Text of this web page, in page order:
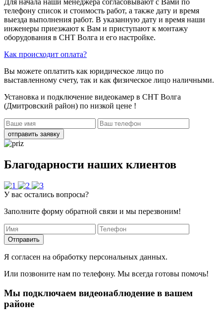
Для начала наши менеджера согласовывают с Вами по
телефону список и стоимость работ, а также дату и время
выезда выполнения работ. В указанную дату и время наши
инженеры приезжают к Вам и приступают к монтажу
оборудования в СНТ Волга и его настройке.
Как происходит оплата?
Вы можете оплатить как юридическое лицо по
выставленному счету, так и как физическое лицо наличными.
Установка и подключение видеокамер в СНТ Волга
(Дмитровский район) по низкой цене !
отправить заявку
Благодарности наших клиентов
У вас остались вопросы?
Заполните форму обратной связи и мы перезвоним!
Отправить
Я согласен на обработку персональных данных.
Или позвоните нам по телефону. Мы всегда готовы помочь!
Мы подключаем видеонаблюдение в вашем
районе